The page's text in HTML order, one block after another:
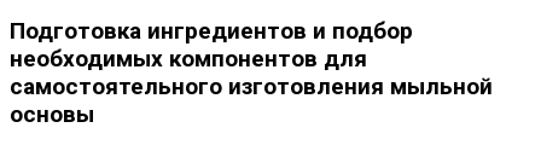
Подготовка ингредиентов и подбор
необходимых компонентов для
самостоятельного изготовления мыльной
основы